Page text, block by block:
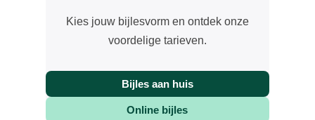
Kies jouw bijlesvorm en ontdek onze
voordelige tarieven.
Bijles aan huis
Online bijles